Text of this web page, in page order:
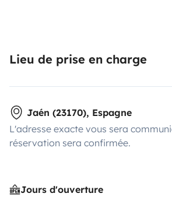
Lieu de prise en charge
Jaén (23170), Espagne
L'adresse exacte vous sera
réservation sera confirmée.
Jours d'ouverture